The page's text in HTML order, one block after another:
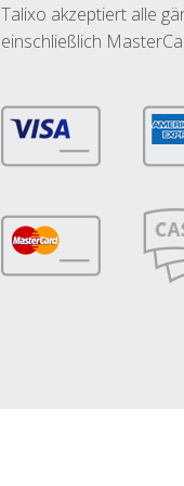
Talixo akzeptiert alle
einschließlich